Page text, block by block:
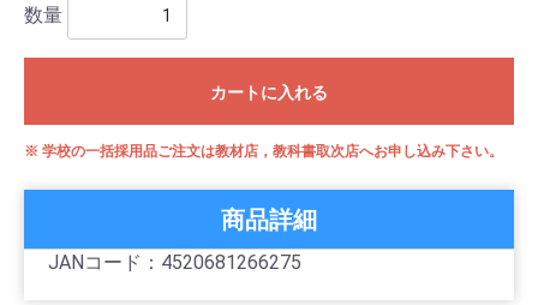
数量
カートに入れる
※ 学校の一括採用品ご注文は教材店，教科書取次店へお申し込み下さい。
商品詳細
JANコード：4520681266275